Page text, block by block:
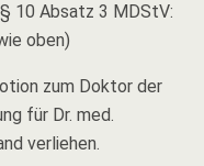
10 Absatz 3 MDStV:
oben)
zum Doktor der
für Dr. med.
verliehen.